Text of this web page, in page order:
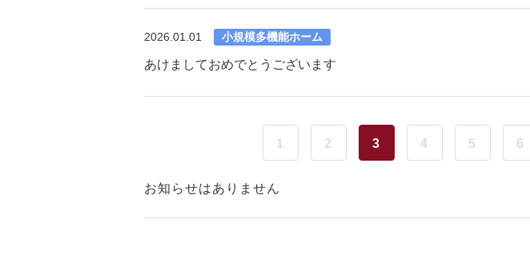
2026.01.01 小規模多機能ホーム
あけましておめでとうございます
1 2 3 4 5 6
お知らせはありません